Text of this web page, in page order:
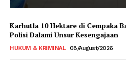
Karhutla 10 Hektare di Cempaka
Polisi Dalami Unsur Kesengajaan
HUKUM & KRIMINAL 08/August/2026